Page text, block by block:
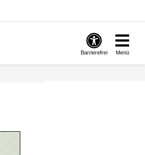
Barrierefrei Menü